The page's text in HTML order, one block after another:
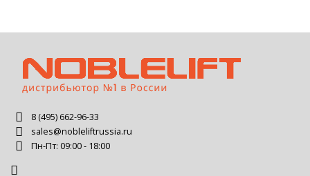
8 (495) 662-96-33
sales@nobleliftrussia.ru
Пн-Пт: 09:00 - 18:00